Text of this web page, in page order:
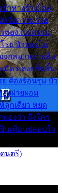
รักห่างร้างไกล
วังความรวย
ทอง เวรกรรม
รย บัวทองไม่
กลม เพราะลืม
มัด หลงกลิ่นลิ้น
ย ต้องร้อนรุม บัว
งผ่ายผอม
ลูกเดียว หยุด
ทองจ๋า ถึงใคร
นเพื่อนปลอบใจ
นตรี)